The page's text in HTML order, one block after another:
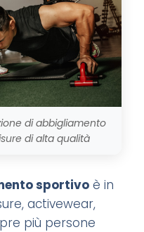
di abbigliamento
di alta qualità
sportivo è in
activewear,
più persone